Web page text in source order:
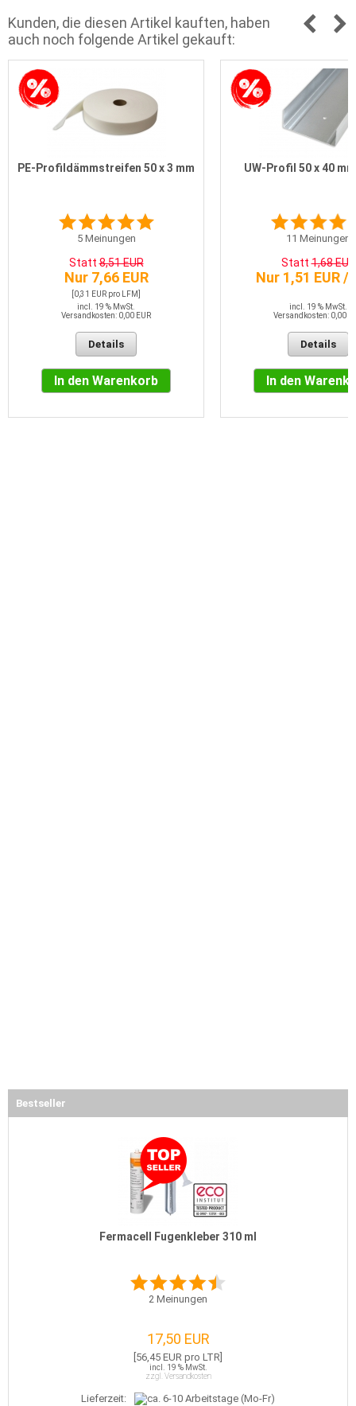
Kunden, die diesen Artikel kauften, haben
auch noch folgende Artikel gekauft:
PE-Profildämmstreifen 50 x 3 mm
5Meinungen
Statt8,51 EUR
Nur 7,66 EUR
[0,31 EUR pro LFM]
incl. 19 % MwSt.
Versandkosten: 0,00 EUR
Details
In den Warenkorb
UW-Profil 50 x 40
11 Meinungen
Statt1,68 EUR
Nur 1,51 EUR /
incl. 19 % MwSt.
Versandkosten: 0,00
Details
In den
Bestseller
Fermacell Fugenkleber 310 ml
2 Meinungen
17,50 EUR
[56,45 EUR pro LTR]
incl. 19 % MwSt.
zzgl. Versandkosten
Lieferzeit: